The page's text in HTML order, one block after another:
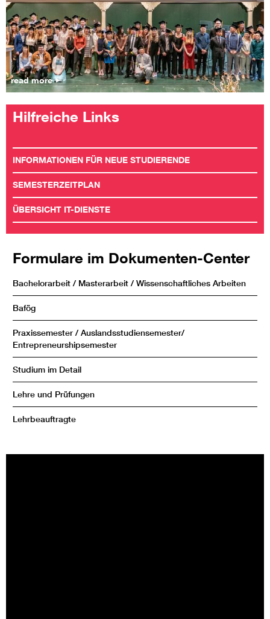
read more
Hilfreiche Links
INFORMATIONEN FÜR NEUE STUDIERENDE
SEMESTERZEITPLAN
ÜBERSICHT IT-DIENSTE
Formulare im Dokumenten-Center
Bachelorarbeit / Masterarbeit / Wissenschaftliches Arbeiten
Bafög
Praxissemester / Auslandsstudiensemester/
Entrepreneurshipsemester
Studium im Detail
Lehre und Prüfungen
Lehrbeauftragte